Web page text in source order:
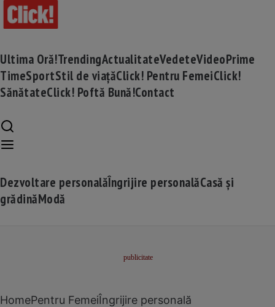
Ultima Oră!TrendingActualitateVedeteVideoPrime
TimeSportStil de viațăClick! Pentru FemeiClick!
SănătateClick! Poftă Bună!Contact
Dezvoltare personalăÎngrijire personalăCasă și
grădinăModă
HomePentru FemeiÎngrijire personală